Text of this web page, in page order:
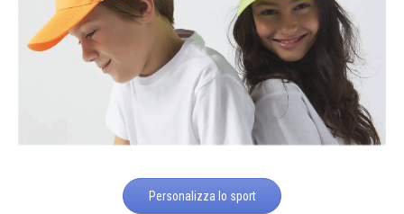
Personalizza lo sport